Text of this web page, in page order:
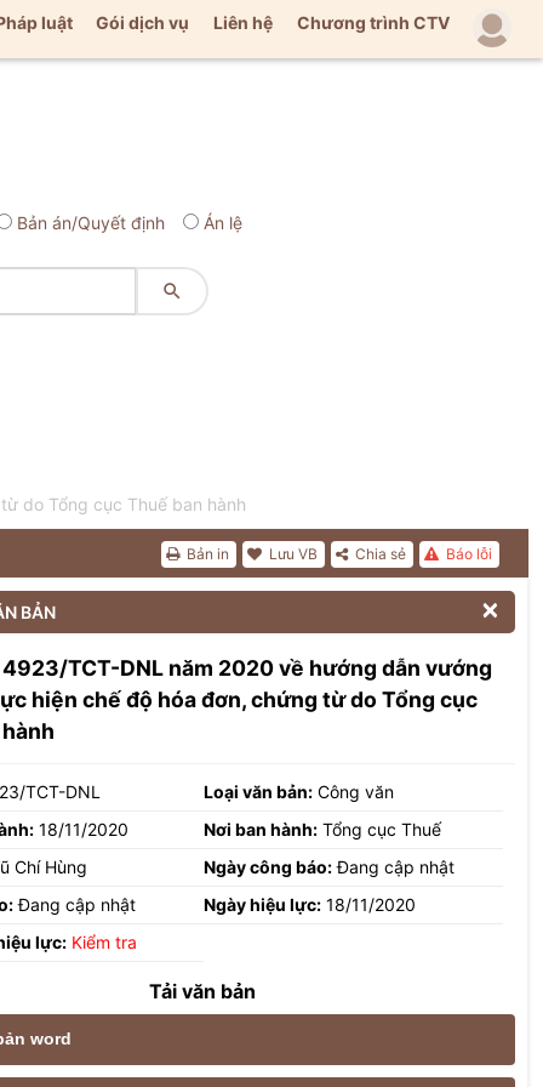
luật Gói dịch vụ Liên hệ Chương trình CTV
Bản án/Quyết định Án lệ

do Tổng cục Thuế ban hành
Báo lỗi
Chia sẻ
Lưu VB
Bản in
BẢN 
4923/TCT-DNL năm 2020 về hướng dẫn vướng
hiện chế độ hóa đơn, chứng từ do Tổng cục
TCT-DNL Loại văn bản: Công văn
18/11/2020 Nơi ban hành: Tổng cục Thuế
Chí Hùng Ngày công báo:Đang cập nhật
Đang cập nhật Ngày hiệu lực: 18/11/2020
lực: Kiểm tra
Tải văn bản
word